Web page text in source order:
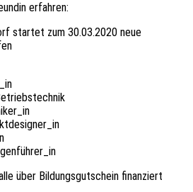
erfahren:
startet zum 30.03.2020 neue
über Bildungsgutschein finanziert